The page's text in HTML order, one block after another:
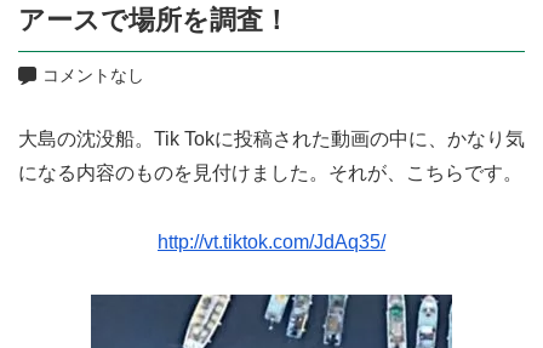
アースで場所を調査！
コメントなし
大島の沈没船。Tik Tokに投稿された動画の中に、かなり気
になる内容のものを見付けました。それが、こちらです。
http://vt.tiktok.com/JdAq35/